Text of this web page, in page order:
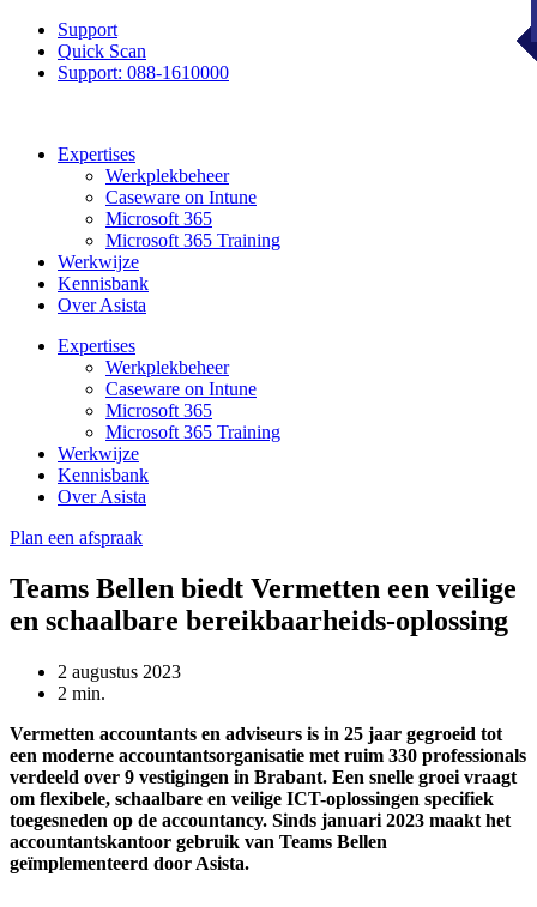
Support
Quick Scan
Support: 088-1610000
Expertises
Werkplekbeheer
Caseware on Intune
Microsoft 365
Microsoft 365 Training
Werkwijze
Kennisbank
Over Asista
Expertises
Werkplekbeheer
Caseware on Intune
Microsoft 365
Microsoft 365 Training
Werkwijze
Kennisbank
Over Asista
Plan een afspraak
Teams Bellen biedt Vermetten een veilige
en schaalbare bereikbaarheids-oplossing
2 augustus 2023
2 min.
Vermetten accountants en adviseurs is in 25 jaar gegroeid tot
een moderne accountantsorganisatie met ruim 330 professionals
verdeeld over 9 vestigingen in Brabant. Een snelle groei vraagt
om flexibele, schaalbare en veilige ICT-oplossingen specifiek
toegesneden op de accountancy. Sinds januari 2023 maakt het
accountantskantoor gebruik van Teams Bellen
geïmplementeerd door Asista.